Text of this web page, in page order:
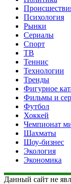
Психология
Рынки
Сериалы
Спорт
ТВ
Теннис
Технологии
Тренды
Фигурное
Фильмы и
Футбол
Хоккей
Чемпионат
Шахматы
Шоу-бизнес
Экология
Экономика
Данный сайт не